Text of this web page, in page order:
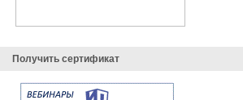
Получить сертификат